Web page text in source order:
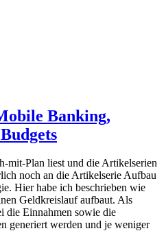
Banking,
mit-Plan liest und die Artikelserien
noch an die Artikelserie Aufbau
Hier habe ich beschrieben wie
Geldkreislauf aufbaut. Als
die Einnahmen sowie die
generiert werden und je weniger